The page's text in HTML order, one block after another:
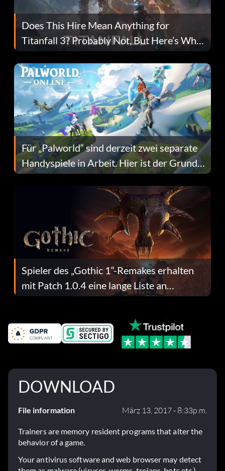
Does This Hire Mean Anything for
Titanfall 3? Probably Not, But Here’s Why
Fans Are Hopeful
Für „Palworld“ sind derzeit zwei separate
Handyspiele in Arbeit. Hier ist der Grund
dafür.
Spieler des „Gothic 1“-Remakes erhalten
mit Patch 1.0.4 eine lange Liste an
Fehlerbehebungen
DOWNLOAD
File information März 13, 2017 - 8:33p.m.
Trainers are memory resident programs that alter the
behavior of a game.
Your antivirus software and web browser may detect